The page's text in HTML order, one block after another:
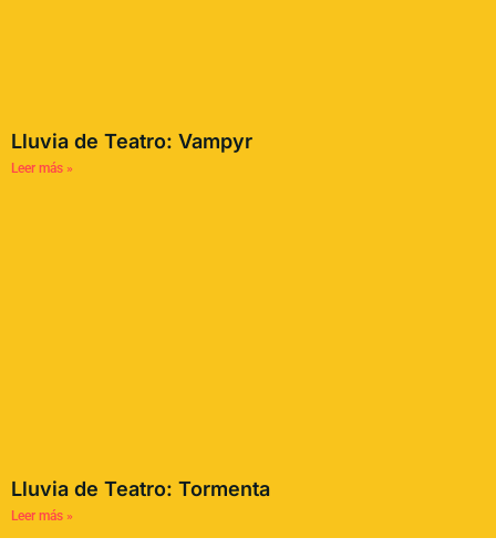
Lluvia de Teatro: Vampyr
Leer más »
Lluvia de Teatro: Tormenta
Leer más »